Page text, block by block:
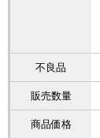
不良品
販売数量
商品価格